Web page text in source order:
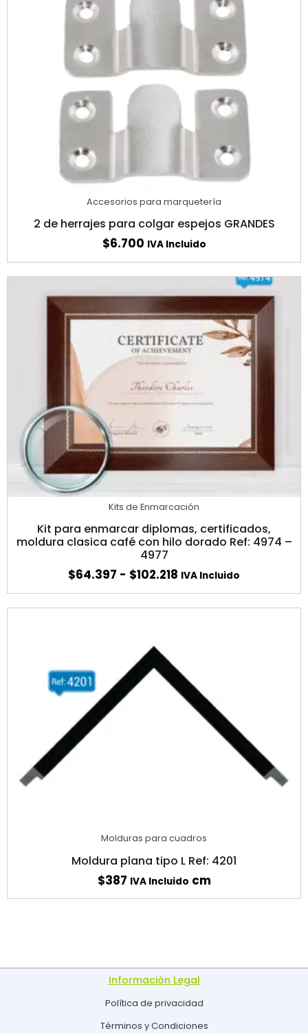
Accesorios para marquetería
2 de herrajes para colgar espejos GRANDES
$6.700 IVA Incluido
Kits de Enmarcación
Kit para enmarcar diplomas, certificados,
moldura clasica café con hilo dorado Ref: 4974 –
4977
$64.397 - $102.218 IVA Incluido
Molduras para cuadros
Moldura plana tipo L Ref: 4201
$387 IVA Incluido cm
Información Legal
Política de privacidad
Términos y Condiciones